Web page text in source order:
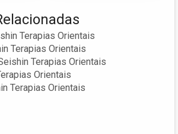
Terapias Orientais
Terapias Orientais
Terapias Orientais
Orientais
Terapias Orientais